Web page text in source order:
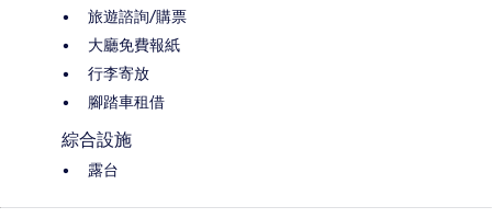
旅遊諮詢/購票
大廳免費報紙
行李寄放
腳踏車租借
綜合設施
露台